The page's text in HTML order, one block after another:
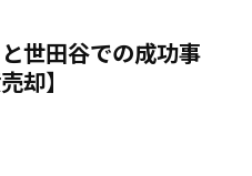
世田谷での成功事
却】